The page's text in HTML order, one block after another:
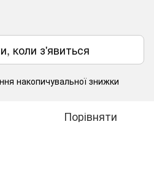
коли з'явиться
накопичувальної знижки
Порівняти